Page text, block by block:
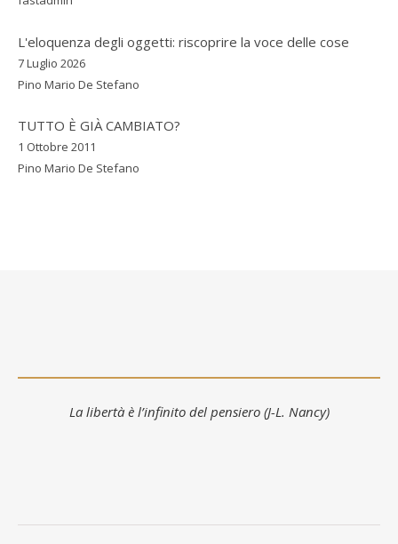
L'eloquenza degli oggetti: riscoprire la voce delle cose
7 Luglio 2026
Pino Mario De Stefano
TUTTO È GIÀ CAMBIATO?
1 Ottobre 2011
Pino Mario De Stefano
La libertà è l’infinito del pensiero (J-L. Nancy)